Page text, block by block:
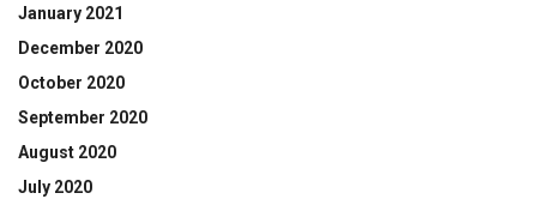
January 2021
December 2020
October 2020
September 2020
August 2020
July 2020